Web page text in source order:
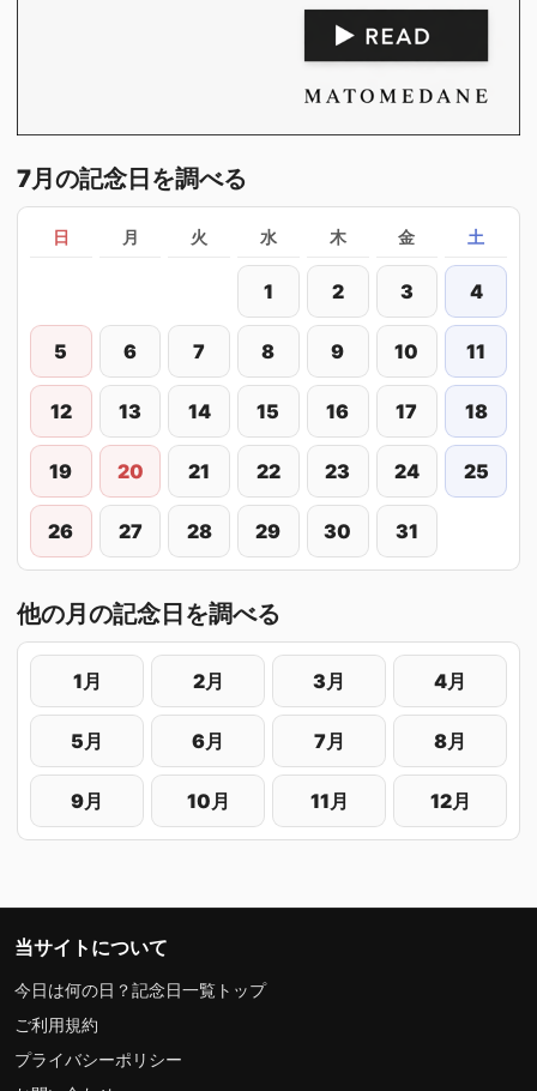
7月の記念日を調べる
日 月 火 水 木 金 土
1 2 3 4
5 6 7 8 9 10 11
12 13 14 15 16 17 18
19 20 21 22 23 24 25
26 27 28 29 30 31
他の月の記念日を調べる
1月 2月 3月 4月
5月 6月 7月 8月
9月 10月 11月 12月
当サイトについて
今日は何の日？記念日一覧トップ
ご利用規約
プライバシーポリシー